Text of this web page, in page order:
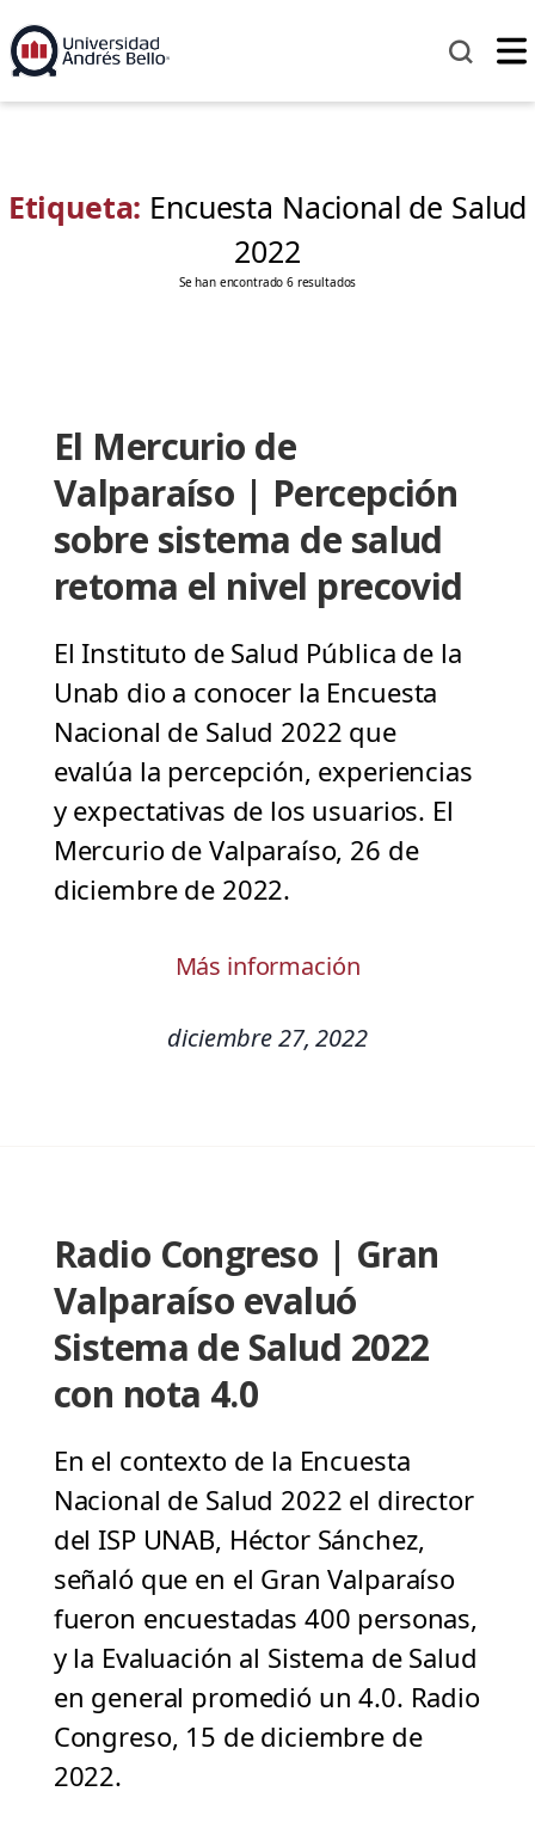
Etiqueta: Encuesta Nacional de Salud
2022
Se han encontrado 6 resultados
El Mercurio de
Valparaíso | Percepción
sobre sistema de salud
retoma el nivel precovid
El Instituto de Salud Pública de la
Unab dio a conocer la Encuesta
Nacional de Salud 2022 que
evalúa la percepción, experiencias
y expectativas de los usuarios. El
Mercurio de Valparaíso, 26 de
diciembre de 2022.
Más información
diciembre 27, 2022
Radio Congreso | Gran
Valparaíso evaluó
Sistema de Salud 2022
con nota 4.0
En el contexto de la Encuesta
Nacional de Salud 2022 el director
del ISP UNAB, Héctor Sánchez,
señaló que en el Gran Valparaíso
fueron encuestadas 400 personas,
y la Evaluación al Sistema de Salud
en general promedió un 4.0. Radio
Congreso, 15 de diciembre de
2022.